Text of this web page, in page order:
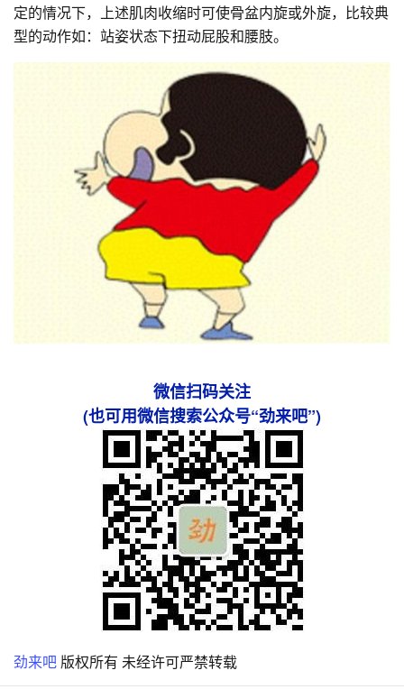
定的情况下，上述肌肉收缩时可使骨盆内旋或外旋，比较典
型的动作如：站姿状态下扭动屁股和腰肢。
微信扫码关注
(也可用微信搜索公众号“劲来吧”)
劲来吧 版权所有 未经许可严禁转载